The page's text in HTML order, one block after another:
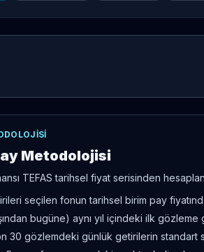
Metodolojisi
TEFAS tarihsel fiyat serisinden
seçilen fonun tarihsel birim pay
bugüne) aynı yıl içindeki ilk gözleme
30 gözlemdeki günlük getirilerin standart